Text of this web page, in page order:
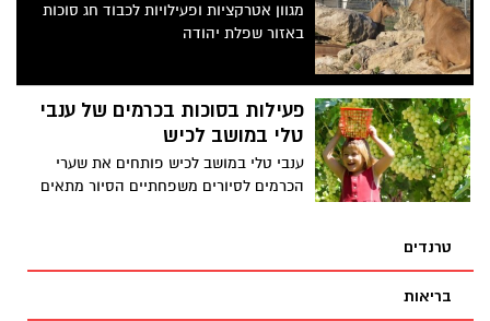
מגוון אטרקציות ופעילויות לכבוד חג סוכות
באזור שפלת יהודה
פעילות בסוכות בכרמים של ענבי
טלי במושב לכיש
ענבי טלי במושב לכיש פותחים את שערי
הכרמים לסיורים משפחתיים הסיור מתאים
טרנדים
בריאות